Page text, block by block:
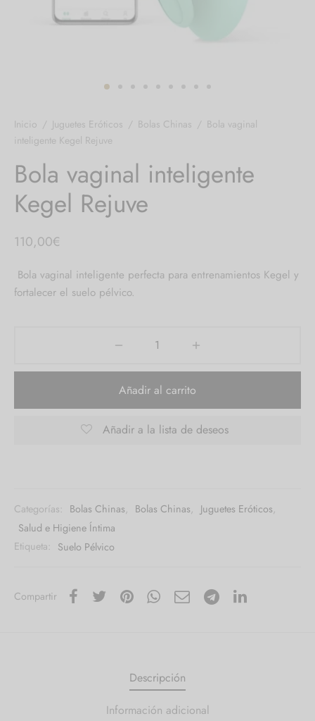
Inicio / Juguetes Eróticos / Bolas Chinas / Bola vaginal
inteligente Kegel Rejuve
Bola vaginal inteligente
Kegel Rejuve
110,00€
Bola vaginal inteligente perfecta para entrenamientos Kegel y
fortalecer el suelo pélvico.
Añadir al carrito
Añadir a la lista de deseos
Categorías: Bolas Chinas, Bolas Chinas, Juguetes Eróticos,
Salud e Higiene Íntima
Etiqueta: Suelo Pélvico
Compartir
Descripción
Información adicional
novias